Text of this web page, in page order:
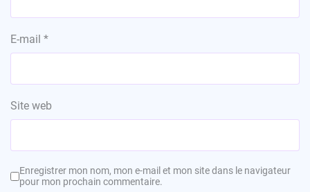
E-mail *
Site web
Enregistrer mon nom, mon e-mail et mon site dans le navigateur
pour mon prochain commentaire.